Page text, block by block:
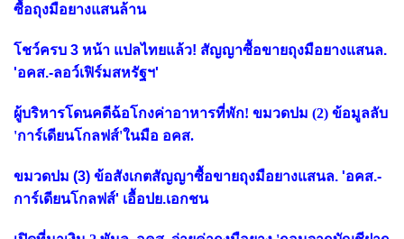
ซื้อถุงมือยางแสนล้าน
โชว์ครบ 3 หน้า แปลไทยแล้ว! สัญญาซื้อขายถุงมือยางแสนล.
'อคส.-ลอว์เฟิร์มสหรัฐฯ'
ผู้บริหารโดนคดีฉ้อโกงค่าอาหารที่พัก! ขมวดปม (2) ข้อมูลลับ
'การ์เดียนโกลฟส์'ในมือ อคส.
ขมวดปม (3) ข้อสังเกตสัญญาซื้อขายถุงมือยางแสนล. 'อคส.-
การ์เดียนโกลฟส์' เอื้อปย.เอกชน